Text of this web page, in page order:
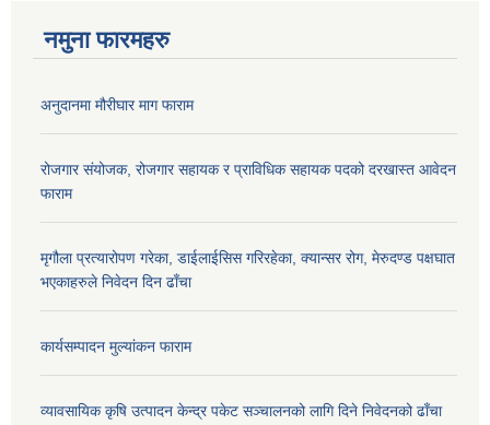
नमुना फारमहरु
अनुदानमा मौरीघार माग फाराम
रोजगार संयोजक, रोजगार सहायक र प्राविधिक सहायक पदको दरखास्त आवेदन
फाराम
मृगौला प्रत्यारोपण गरेका, डाईलाईसिस गरिरहेका, क्यान्सर रोग, मेरुदण्ड पक्षघात
भएकाहरुले निवेदन दिन ढाँचा
कार्यसम्पादन मुल्यांकन फाराम
व्यावसायिक कृषि उत्पादन केन्द्र पकेट सञ्चालनको लागि दिने निवेदनको ढाँचा